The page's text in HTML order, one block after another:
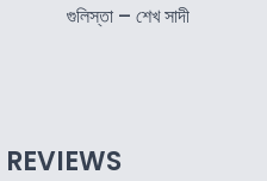
গুলিস্তা – শেখ সাদী
REVIEWS